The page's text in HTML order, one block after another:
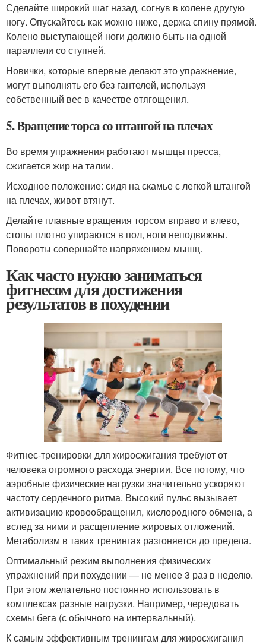
Сделайте широкий шаг назад, согнув в колене другую
ногу. Опускайтесь как можно ниже, держа спину прямой.
Колено выступающей ноги должно быть на одной
параллели со ступней.
Новички, которые впервые делают это упражнение,
могут выполнять его без гантелей, используя
собственный вес в качестве отягощения.
5. Вращение торса со штангой на плечах
Во время упражнения работают мышцы пресса,
сжигается жир на талии.
Исходное положение: сидя на скамье с легкой штангой
на плечах, живот втянут.
Делайте плавные вращения торсом вправо и влево,
стопы плотно упираются в пол, ноги неподвижны.
Повороты совершайте напряжением мышц.
Как часто нужно заниматься
фитнесом для достижения
результатов в похудении
Фитнес-тренировки для жиросжигания требуют от
человека огромного расхода энергии. Все потому, что
аэробные физические нагрузки значительно ускоряют
частоту сердечного ритма. Высокий пульс вызывает
активизацию кровообращения, кислородного обмена, а
вслед за ними и расщепление жировых отложений.
Метаболизм в таких тренингах разгоняется до предела.
Оптимальный режим выполнения физических
упражнений при похудении — не менее 3 раз в неделю.
При этом желательно постоянно использовать в
комплексах разные нагрузки. Например, чередовать
схемы бега (с обычного на интервальный).
К самым эффективным тренингам для жиросжигания